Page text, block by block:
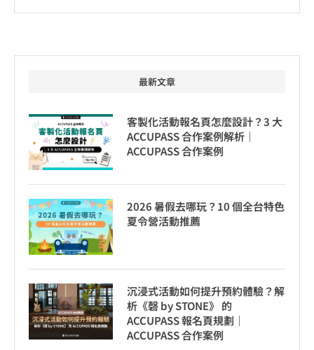
最新文章
客製化活動報名頁怎麼設計？3 大
ACCUPASS 合作案例解析｜
ACCUPASS 合作案例
2026 暑假去哪玩？10 個全台特色
夏令營活動推薦
沉浸式活動如何提升預約體驗？解
析《磬 by STONE》 的
ACCUPASS 報名頁規劃｜
ACCUPASS 合作案例